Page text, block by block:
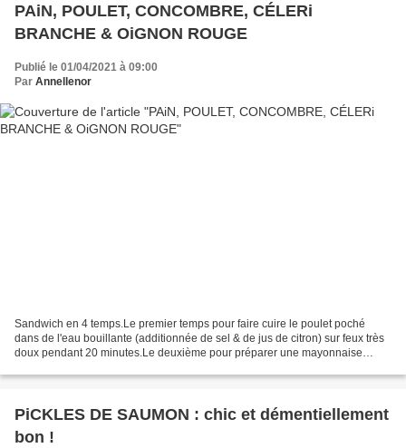
PAiN, POULET, CONCOMBRE, CÉLERi
BRANCHE & OiGNON ROUGE
Publié le 01/04/2021 à 09:00
Par Annellenor
Sandwich en 4 temps.Le premier temps pour faire cuire le poulet poché
dans de l'eau bouillante (additionnée de sel & de jus de citron) sur feux très
doux pendant 20 minutes.Le deuxième pour préparer une mayonnaise
PiCKLES DE SAUMON : chic et démentiellement
bon !